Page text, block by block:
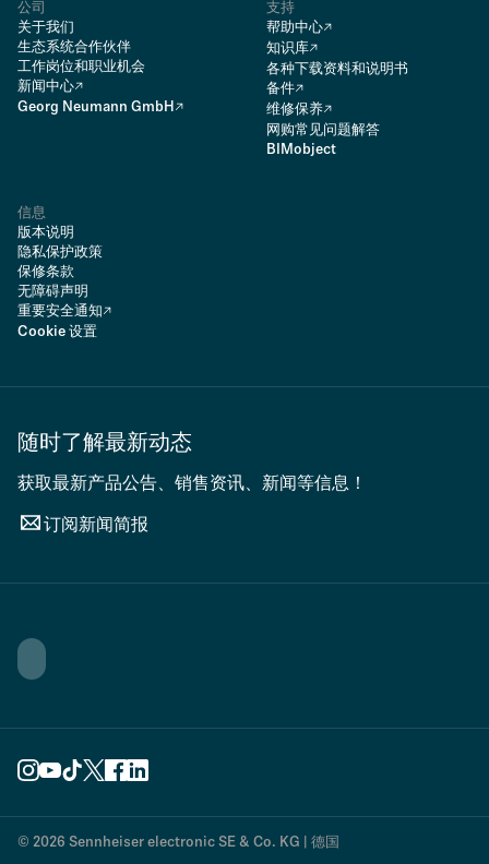
公司
关于我们
生态系统合作伙伴
工作岗位和职业机会
新闻中心
Georg Neumann GmbH
支持
帮助中心
知识库
各种下载资料和说明书
备件
维修保养
网购常见问题解答
BIMobject
信息
版本说明
隐私保护政策
保修条款
无障碍声明
重要安全通知
Cookie 设置
随时了解最新动态
获取最新产品公告、销售资讯、新闻等信息！
订阅新闻简报
© 2026 Sennheiser electronic SE & Co. KG | 德国